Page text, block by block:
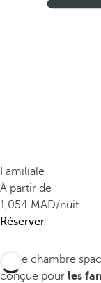
Familiale
À partir de
1,054
/nuit
Réserver
Cette chambre
conçue pour les